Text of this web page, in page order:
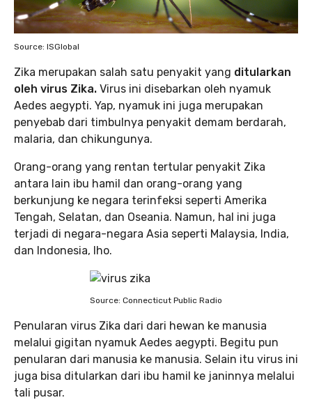
Source: ISGlobal
Zika merupakan salah satu penyakit yang ditularkan
oleh virus Zika. Virus ini disebarkan oleh nyamuk
Aedes aegypti. Yap, nyamuk ini juga merupakan
penyebab dari timbulnya penyakit demam berdarah,
malaria, dan chikungunya.
Orang-orang yang rentan tertular penyakit Zika
antara lain ibu hamil dan orang-orang yang
berkunjung ke negara terinfeksi seperti Amerika
Tengah, Selatan, dan Oseania. Namun, hal ini juga
terjadi di negara-negara Asia seperti Malaysia, India,
dan Indonesia, lho.
Source: Connecticut Public Radio
Penularan virus Zika dari dari hewan ke manusia
melalui gigitan nyamuk Aedes aegypti. Begitu pun
penularan dari manusia ke manusia. Selain itu virus ini
juga bisa ditularkan dari ibu hamil ke janinnya melalui
tali pusar.